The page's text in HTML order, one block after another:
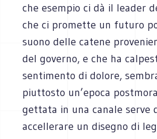
che esempio ci dà il leader
che ci promette un futuro
suono delle catene
del governo, e che ha
sentimento di dolore,
piuttosto un’epoca
gettata in una canale serve
accellerare un disegno di